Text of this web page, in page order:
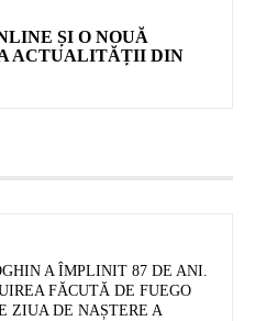
ȘI O NOUĂ
ACTUALITĂȚII DIN
A ÎMPLINIT 87 DE ANI.
FĂCUTĂ DE FUEGO
ZIUA DE NAȘTERE A